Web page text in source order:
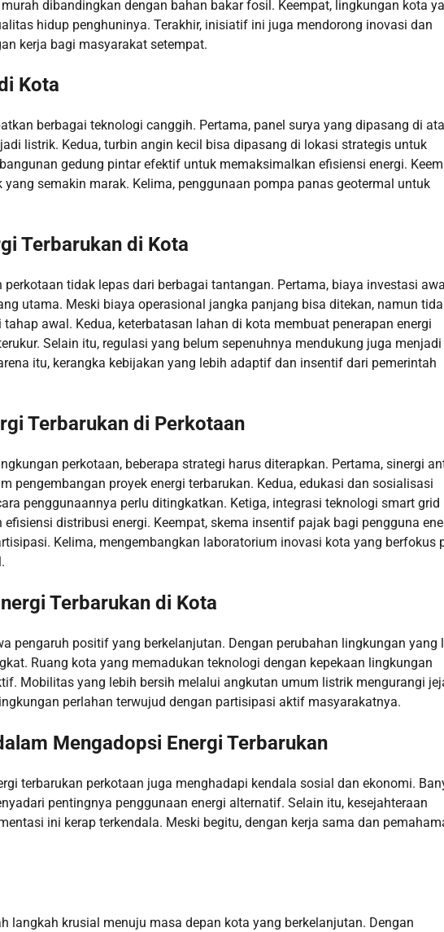
dibandingkan dengan bahan bakar fosil. Keempat, lingkungan kota
hidup penghuninya. Terakhir, inisiatif ini juga mendorong inovasi dan
kerja bagi masyarakat setempat.
Kota
berbagai teknologi canggih. Pertama, panel surya yang dipasang di
listrik. Kedua, turbin angin kecil bisa dipasang di lokasi strategis untuk
gedung pintar efektif untuk memaksimalkan efisiensi energi.
semakin marak. Kelima, penggunaan pompa panas geotermal untuk
Terbarukan di Kota
tidak lepas dari berbagai tantangan. Pertama, biaya investasi
utama. Meski biaya operasional jangka panjang bisa ditekan, namun
awal. Kedua, keterbatasan lahan di kota membuat penerapan energi
Selain itu, regulasi yang belum sepenuhnya mendukung juga menjadi
itu, kerangka kebijakan yang lebih adaptif dan insentif dari pemerintah
Terbarukan di Perkotaan
perkotaan, beberapa strategi harus diterapkan. Pertama, sinergi
pengembangan proyek energi terbarukan. Kedua, edukasi dan sosialisasi
penggunaannya perlu ditingkatkan. Ketiga, integrasi teknologi smart grid
distribusi energi. Keempat, skema insentif pajak bagi pengguna
Kelima, mengembangkan laboratorium inovasi kota yang berfokus
Terbarukan di Kota
pengaruh positif yang berkelanjutan. Dengan perubahan lingkungan yang
Ruang kota yang memadukan teknologi dengan kepekaan lingkungan
Mobilitas yang lebih bersih melalui angkutan umum listrik mengurangi
perlahan terwujud dengan partisipasi aktif masyarakatnya.
Mengadopsi Energi Terbarukan
terbarukan perkotaan juga menghadapi kendala sosial dan ekonomi.
pentingnya penggunaan energi alternatif. Selain itu, kesejahteraan
ini kerap terkendala. Meski begitu, dengan kerja sama dan
langkah krusial menuju masa depan kota yang berkelanjutan. Dengan